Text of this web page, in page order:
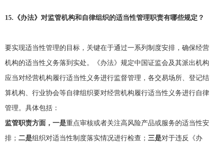
15. 《办法》对监管机构和自律组织的适当性管理职责有哪些规定？
要实现适当性管理的目标，关键在于通过一系列制度安排，确保经营
机构的适当性义务落到实处。《办法》规定中国证监会及其派出机构
应当对经营机构履行适当性义务进行监督管理，各交易场所、登记结
算机构、行业协会等自律组织要对经营机构履行适当性义务进行自律
管理。具体包括：
监管职责方面，一是重点审核或者关注高风险产品或服务的适当性安
排； 二是组织对适当性制度落实情况进行检查； 三是对于违反《办